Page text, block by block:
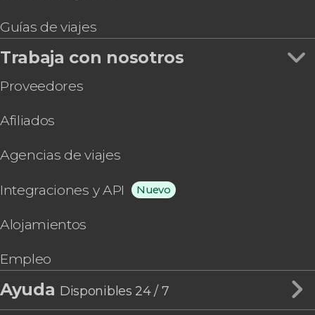
Guías de viajes
Trabaja con nosotros
Proveedores
Afiliados
Agencias de viajes
Integraciones y API Nuevo
Alojamientos
Empleo
Ayuda Disponibles 24 / 7